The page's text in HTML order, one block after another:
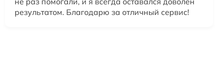
результатом. Благодарю за отличный сервис!